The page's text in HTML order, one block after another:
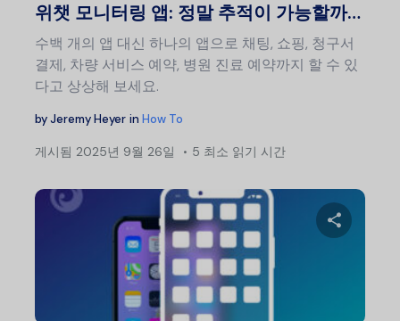
위챗 모니터링 앱: 정말 추적이 가능할까…
수백 개의 앱 대신 하나의 앱으로 채팅, 쇼핑, 청구서
결제, 차량 서비스 예약, 병원 진료 예약까지 할 수 있
다고 상상해 보세요.
byJeremy Heyer in How To
게시됨 2025년 9월 26일 5 최소 읽기 시간